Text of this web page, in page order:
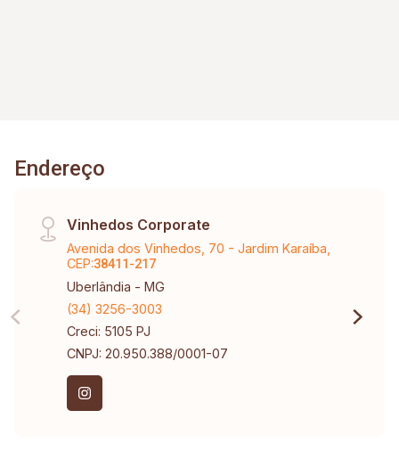
Endereço
Vinhedos Corporate
Avenida dos Vinhedos, 70 - Jardim Karaíba,
CEP:38411-217
Uberlândia - MG
(34) 3256-3003
Creci: 5105 PJ
CNPJ: 20.950.388/0001-07